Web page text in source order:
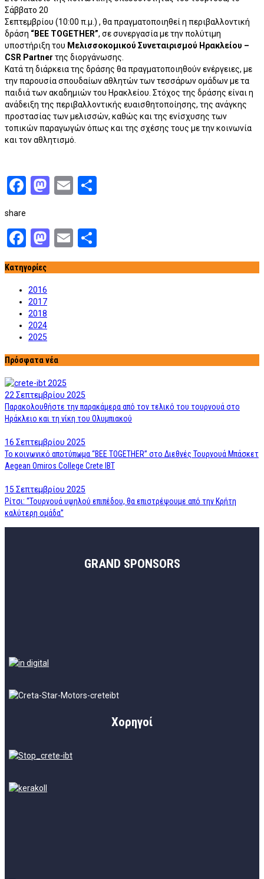
Σάββατο 20
Σεπτεμβρίου (10:00 π.μ.) , θα πραγματοποιηθεί η περιβαλλοντική
δράση “BEE TOGETHER”, σε συνεργασία με την πολύτιμη
υποστήριξη του Μελισσοκομικού Συνεταιρισμού Ηρακλείου –
CSR Partner της διοργάνωσης.
Κατά τη διάρκεια της δράσης θα πραγματοποιηθούν ενέργειες, με
την παρουσία σπουδαίων αθλητών των τεσσάρων ομάδων με τα
παιδιά των ακαδημιών του Ηρακλείου. Στόχος της δράσης είναι η
ανάδειξη της περιβαλλοντικής ευαισθητοποίησης, της ανάγκης
προστασίας των μελισσών, καθώς και της ενίσχυσης των
τοπικών παραγωγών όπως και της σχέσης τους με την κοινωνία
και τον αθλητισμό.
Facebook
Mastodon
Email
share
Facebook
Mastodon
Email
Κατηγορίες
2016
2017
2018
2024
2025
Πρόσφατα νέα
22 Σεπτεμβρίου 2025
Παρακολουθήστε την παρακάμερα από τον τελικό του τουρνουά στο
Ηράκλειο και τη νίκη του Ολυμπιακού
16 Σεπτεμβρίου 2025
Το κοινωνικό αποτύπωμα “BEE TOGETHER” στο Διεθνές Τουρνουά Μπάσκετ
Aegean Omiros College Crete IBT
15 Σεπτεμβρίου 2025
Ρίτσι: “Τουρνουά υψηλού επιπέδου, θα επιστρέψουμε από την Κρήτη
καλύτερη ομάδα”
GRAND SPONSORS
Χορηγοί